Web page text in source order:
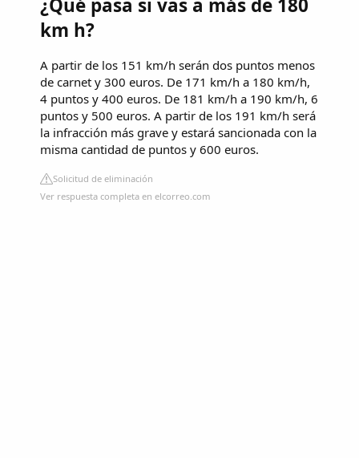
¿Qué pasa si vas a más de 180
km h?
A partir de los 151 km/h serán dos puntos menos
de carnet y 300 euros. De 171 km/h a 180 km/h,
4 puntos y 400 euros. De 181 km/h a 190 km/h, 6
puntos y 500 euros. A partir de los 191 km/h será
la infracción más grave y estará sancionada con la
misma cantidad de puntos y 600 euros.
Solicitud de eliminación
Ver respuesta completa en elcorreo.com